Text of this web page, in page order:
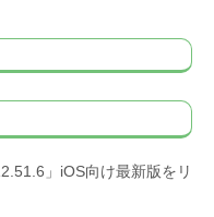
」iOS向け最新版をリ